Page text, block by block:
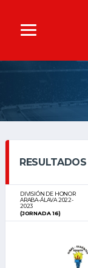
RESULTADOS
DIVISIÓN DE HONOR
ARABA-ÁLAVA 2022-
2023
(JORNADA 16)